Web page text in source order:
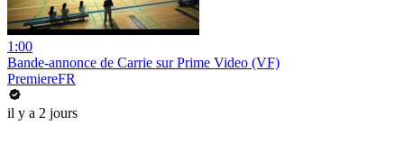
1:00
Bande-annonce de Carrie sur Prime Video (VF)
PremiereFR
il y a 2 jours